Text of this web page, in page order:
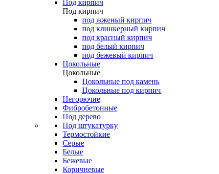
Под кирпич
Под кирпич
под жженый кирпич
под клинкерный кирпич
под красный кирпич
под белый кирпич
под бежевый кирпич
Цокольные
Цокольные
Цокольные под камень
Цокольные под кирпич
Негорючие
Фибробетонные
Под дерево
Под штукатурку
Термостойкие
Серые
Белые
Бежевые
Коричневые